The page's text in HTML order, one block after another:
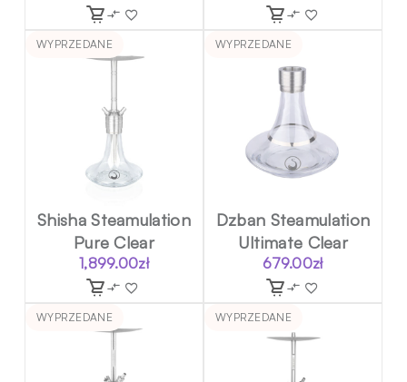
WYPRZEDANE
Shisha Steamulation
Pure Clear
1,899.00zł
WYPRZEDANE
Dzban Steamulation
Ultimate Clear
679.00zł
WYPRZEDANE WYPRZEDANE